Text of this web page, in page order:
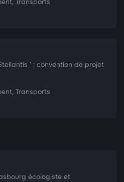
' : convention de projet
Transports
écologiste et